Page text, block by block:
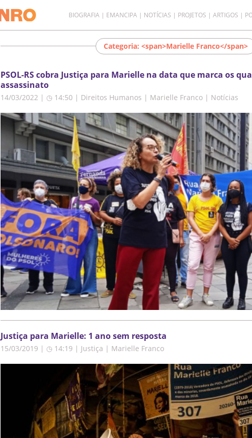
BIOGRAFIA EMANCIPA NOTÍCIAS PROJETOS ARTIGOS
Categoria: <span>Marielle Franco</span>
PSOL-RS cobra Justiça para Marielle na data que marca os
assassinato
14/03/2022 | ◷ 14:50 | Direitos Humanos | Marielle Franco | Notícias
Justiça para Marielle: 1 ano sem resposta
15/03/2019 | ◷ 14:19 | Justiça | Marielle Franco